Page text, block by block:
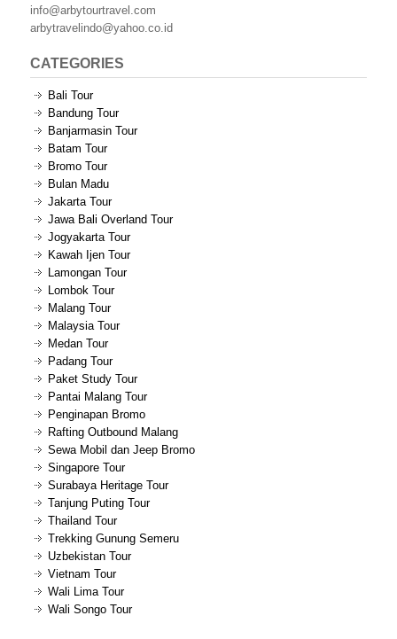
info@arbytourtravel.com
arbytravelindo@yahoo.co.id
CATEGORIES
Bali Tour
Bandung Tour
Banjarmasin Tour
Batam Tour
Bromo Tour
Bulan Madu
Jakarta Tour
Jawa Bali Overland Tour
Jogyakarta Tour
Kawah Ijen Tour
Lamongan Tour
Lombok Tour
Malang Tour
Malaysia Tour
Medan Tour
Padang Tour
Paket Study Tour
Pantai Malang Tour
Penginapan Bromo
Rafting Outbound Malang
Sewa Mobil dan Jeep Bromo
Singapore Tour
Surabaya Heritage Tour
Tanjung Puting Tour
Thailand Tour
Trekking Gunung Semeru
Uzbekistan Tour
Vietnam Tour
Wali Lima Tour
Wali Songo Tour